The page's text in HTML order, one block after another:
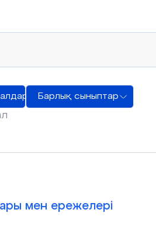
Барлық сыныптар
мен ережелері